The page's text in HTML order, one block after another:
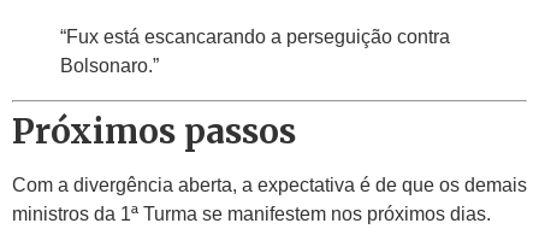
“Fux está escancarando a perseguição contra
Bolsonaro.”
Próximos passos
Com a divergência aberta, a expectativa é de que os demais
ministros da 1ª Turma se manifestem nos próximos dias.